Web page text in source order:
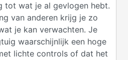
tot wat je al gevlogen hebt.
van anderen krijg je zo
je kan verwachten. Je
waarschijnlijk een hoge
lichte controls of dat het